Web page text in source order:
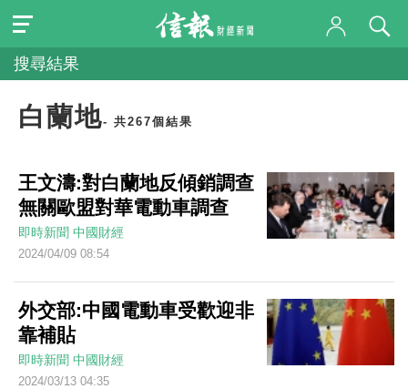
搜尋結果
白蘭地- 共267個結果
王文濤:對白蘭地反傾銷調查
無關歐盟對華電動車調查
即時新聞 中國財經
2024/04/09 08:54
外交部:中國電動車受歡迎非
靠補貼
即時新聞 中國財經
2024/03/13 04:35